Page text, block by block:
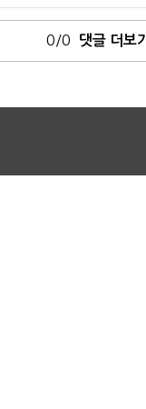
0/0 댓글 더보기